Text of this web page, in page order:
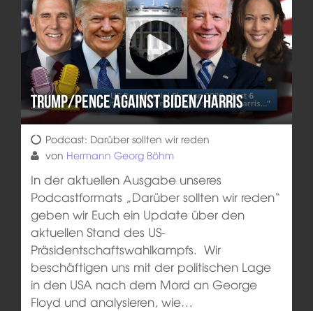
Trump/Pence against Biden/Harris
Podcast: Darüber sollten wir reden
von Hermann Georg Böhm
In der aktuellen Ausgabe unseres
Podcastformats „Darüber sollten wir reden“
geben wir Euch ein Update über den
aktuellen Stand des US-
Präsidentschaftswahlkampfs. Wir
beschäftigen uns mit der politischen Lage
in den USA nach dem Mord an George
Floyd und analysieren, wie…